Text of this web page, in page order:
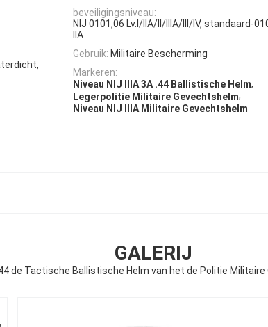
beveiligingsniveau:
NIJ 0101,06 Lv.I/IIA/II/IIIA/III/IV, standaard-
IIA
Gebruik: Militaire Bescherming
Markeren:
Niveau NIJ IIIA 3A .44 Ballistische Helm,
Legerpolitie Militaire Gevechtshelm,
Niveau NIJ IIIA Militaire Gevechtshelm
GALERIJ
de Tactische Ballistische Helm van het de Politie